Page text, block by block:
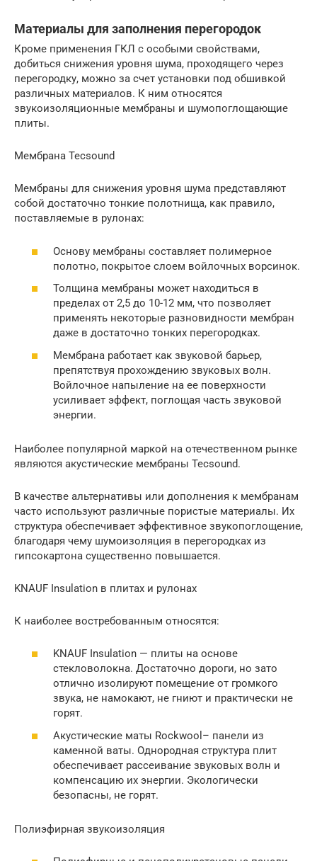
Материалы для заполнения перегородок
Кроме применения ГКЛ с особыми свойствами,
добиться снижения уровня шума, проходящего через
перегородку, можно за счет установки под обшивкой
различных материалов. К ним относятся
звукоизоляционные мембраны и шумопоглощающие
плиты.
Мембрана Tecsound
Мембраны для снижения уровня шума представляют
собой достаточно тонкие полотнища, как правило,
поставляемые в рулонах:
Основу мембраны составляет полимерное
полотно, покрытое слоем войлочных ворсинок.
Толщина мембраны может находиться в
пределах от 2,5 до 10-12 мм, что позволяет
применять некоторые разновидности мембран
даже в достаточно тонких перегородках.
Мембрана работает как звуковой барьер,
препятствуя прохождению звуковых волн.
Войлочное напыление на ее поверхности
усиливает эффект, поглощая часть звуковой
энергии.
Наиболее популярной маркой на отечественном рынке
являются акустические мембраны Tecsound.
В качестве альтернативы или дополнения к мембранам
часто используют различные пористые материалы. Их
структура обеспечивает эффективное звукопоглощение,
благодаря чему шумоизоляция в перегородках из
гипсокартона существенно повышается.
KNAUF Insulation в плитах и рулонах
К наиболее востребованным относятся:
KNAUF Insulation — плиты на основе
стекловолокна. Достаточно дороги, но зато
отлично изолируют помещение от громкого
звука, не намокают, не гниют и практически не
горят.
Акустические маты Rockwool– панели из
каменной ваты. Однородная структура плит
обеспечивает рассеивание звуковых волн и
компенсацию их энергии. Экологически
безопасны, не горят.
Полиэфирная звукоизоляция